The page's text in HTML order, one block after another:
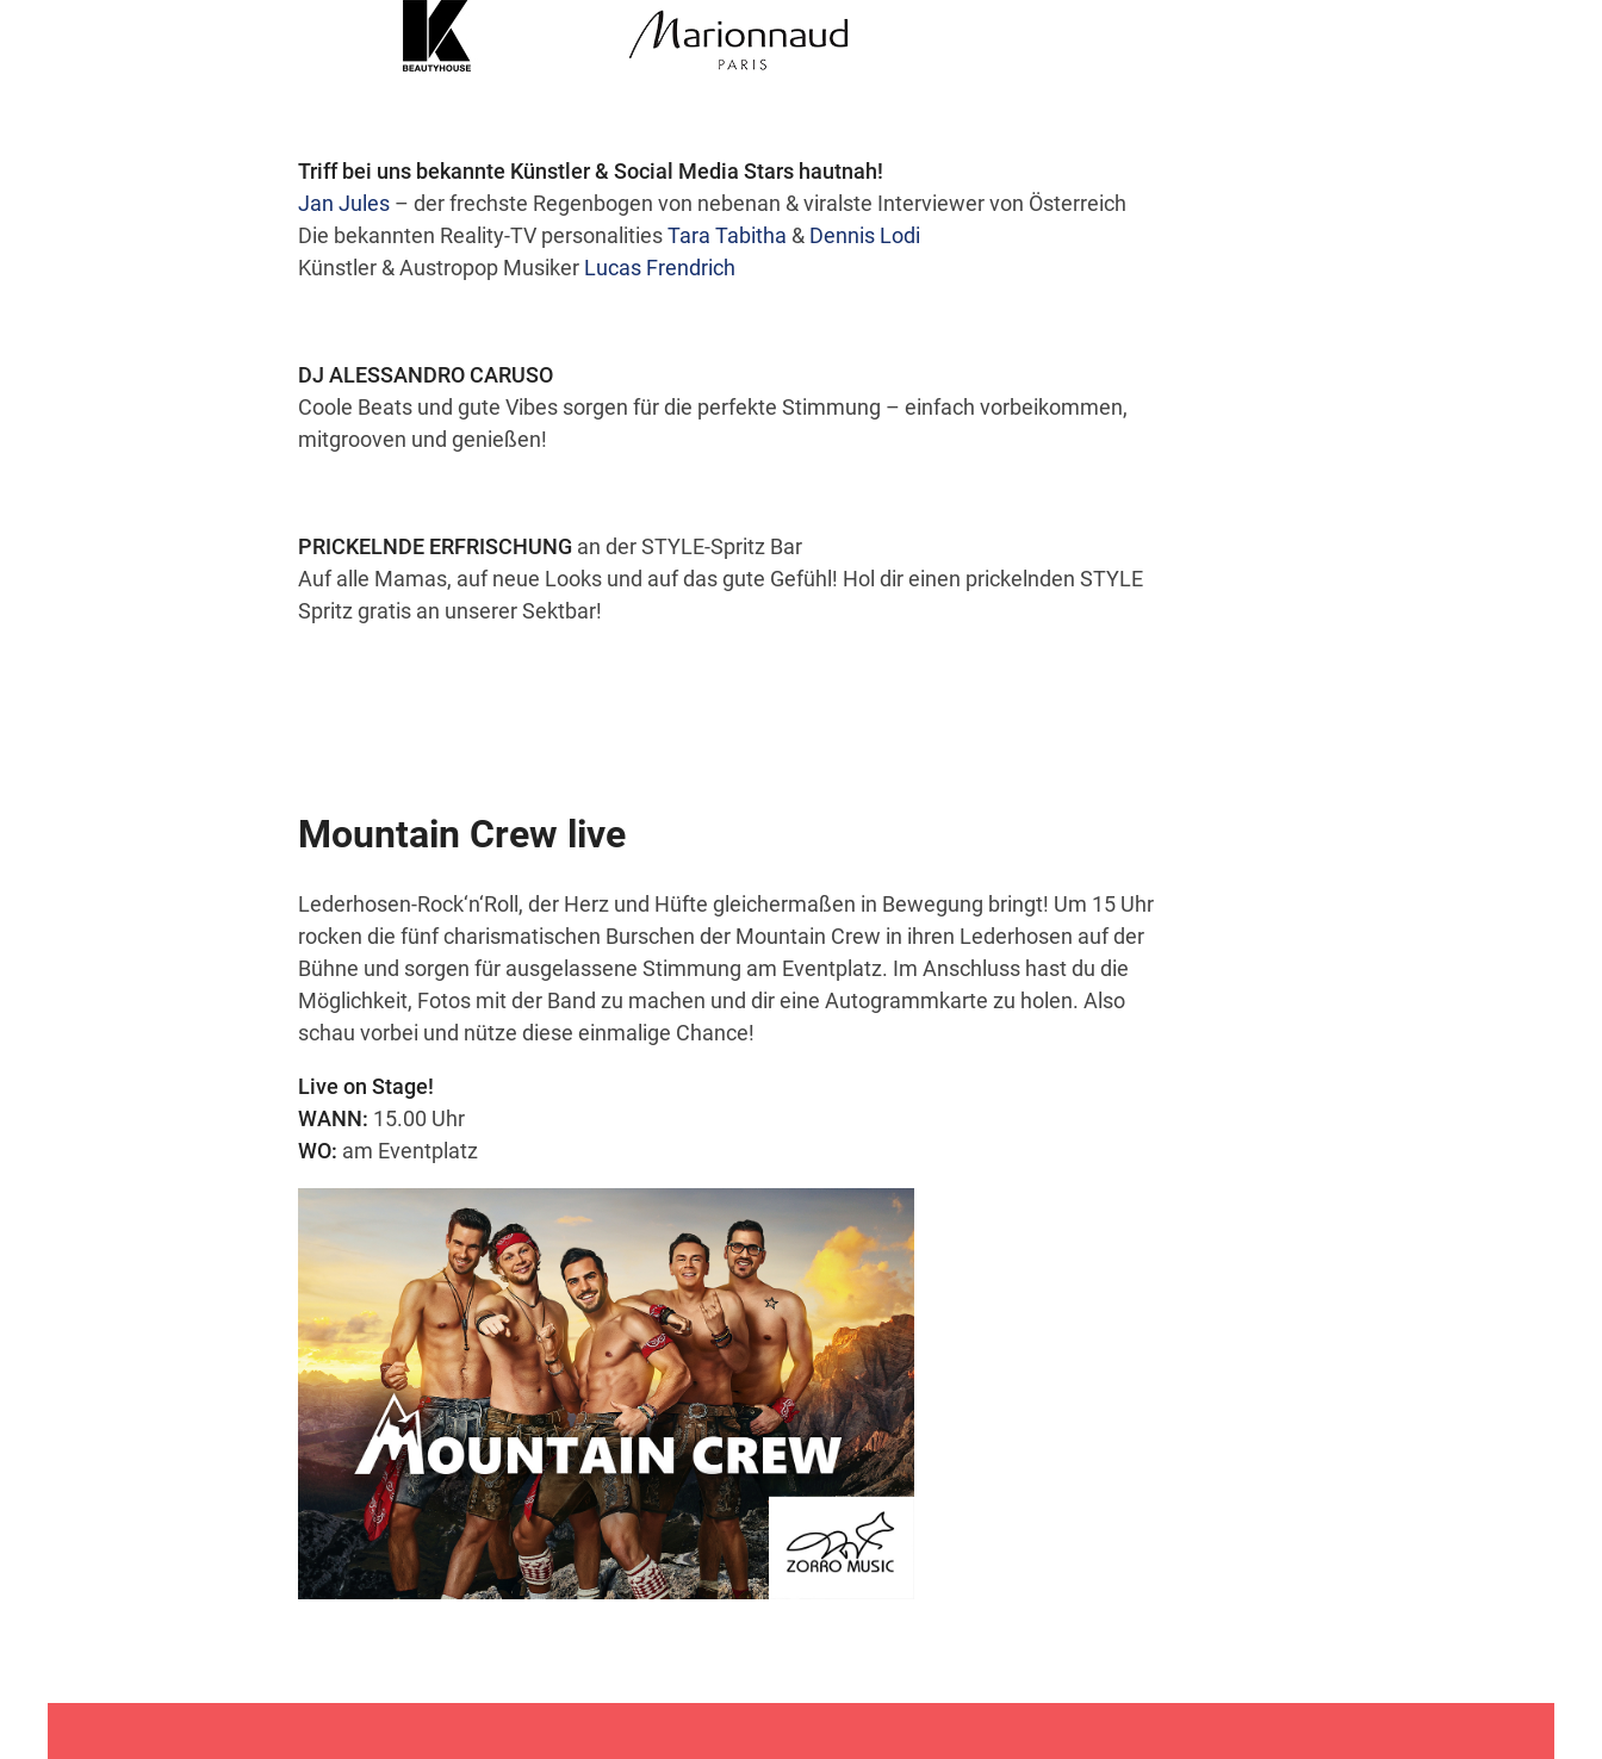
Triff bei uns bekannte Künstler & Social Media Stars hautnah!
Jan Jules – der frechste Regenbogen von nebenan & viralste Interviewer von Österreich
Die bekannten Reality-TV personalitiesTara Tabitha & Dennis Lodi
Künstler & Austropop Musiker Lucas Frendrich
DJ ALESSANDRO CARUSO
Coole Beats und gute Vibes sorgen für die perfekte Stimmung – einfach vorbeikommen,
mitgrooven und genießen!
PRICKELNDE ERFRISCHUNG an der STYLE-Spritz Bar
Auf alle Mamas, auf neue Looks und auf das gute Gefühl! Hol dir einen prickelnden STYLE
Spritz gratis an unserer Sektbar!
Mountain Crew live
Lederhosen-Rock‘n‘Roll, der Herz und Hüfte gleichermaßen in Bewegung bringt! Um 15 Uhr
rocken die fünf charismatischen Burschen der Mountain Crew in ihren Lederhosen auf der
Bühne und sorgen für ausgelassene Stimmung am Eventplatz. Im Anschluss hast du die
Möglichkeit, Fotos mit der Band zu machen und dir eine Autogrammkarte zu holen. Also
schau vorbei und nütze diese einmalige Chance!
Live on Stage!
WANN: 15.00 Uhr
WO: am Eventplatz